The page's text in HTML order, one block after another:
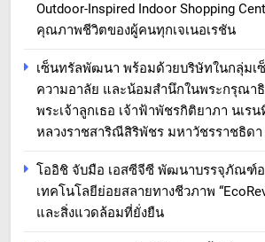
Outdoor-Inspired Indoor Shopping
คุณภาพชีวิตของผู้คนทุกเจเนอเรชัน
เซ็นทรัลพัฒนา พร้อมด้วยบริษัทในกลุ่มเ
ความอาลัย และน้อมสำนึกในพระกรุณา
พระเจ้าลูกเธอ เจ้าฟ้าพัชรกิติยาภา นเร
หลวงราชสาริณีสิริพัชร มหาวัชรราชธิด
โออิชิ จับมือ เอสซีจีซี พัฒนาบรรจุภัณฑ์อ
เทคโนโลยีย่อยสลายทางชีวภาพ
และสิ่งแวดล้อมที่ยั่งยืน